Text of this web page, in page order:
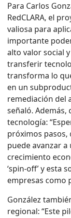
Para Carlos
RedCLARA, el
valiosa para
importante
alto valor social
transferir
transforma lo
en un
remediación del
señaló. Además,
tecnología:
próximos
puede avanzar
crecimiento
‘spin-off’ y esta
empresas como
González
regional: “Este